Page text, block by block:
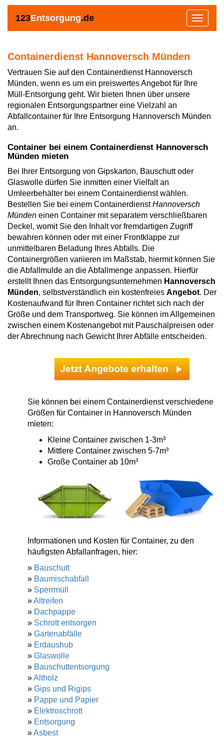
123Entsorgung.de
Toggle
Containerdienst Hannoversch Münden
Vertrauen Sie auf den Containerdienst Hannoversch
Münden, wenn es um ein preiswertes Angebot für Ihre
Müll-Entsorgung geht. Wir bieten Ihnen über unsere
regionalen Entsorgungspartner eine Vielzahl an
Abfallcontainer für Ihre Entsorgung Hannoversch Münden
an.
Container bei einem Containerdienst Hannoversch
Münden mieten
Bei Ihrer Entsorgung von Gipskarton, Bauschutt oder
Glaswolle dürfen Sie inmitten einer Vielfalt an
Umleerbehälter bei einem Containerdienst wählen.
Bestellen Sie bei einem ContainerdienstHannoversch
Münden einen Container mit separatem verschließbaren
Deckel, womit Sie den Inhalt vor fremdartigen Zugriff
bewahren können oder mit einer Frontklappe zur
unmittelbaren Beladung Ihres Abfalls. Die
Containergrößen variieren im Maßstab, hiermit können Sie
die Abfallmulde an die Abfallmenge anpassen. Hierfür
erstellt Ihnen das Entsorgungsunternehmen Hannoversch
Münden, selbstverständlich ein kostenfreies Angebot. Der
Kostenaufwand für Ihren Container richtet sich nach der
Größe und dem Transportweg. Sie können im Allgemeinen
zwischen einem Kostenangebot mit Pauschalpreisen oder
der Abrechnung nach Gewicht Ihrer Abfälle entscheiden.
Sie können bei einem Containerdienst verschiedene
Größen für Container in Hannoversch Münden
mieten:
Kleine Container zwischen 1-3m³
Mittlere Container zwischen 5-7m³
Große Container ab 10m³
Informationen und Kosten für Container, zu den
häufigsten Abfallanfragen, hier:
» Bauschutt
» Baumischabfall
» Sperrmüll
»Altreifen
» Dachpappe
» Schrott entsorgen
» Gartenabfälle
» Erdaushub
» Glaswolle
» Bauschuttentsorgung
»Altholz
» Gips und Rigips
» Pappe und Papier
» Elektroschrott
» Entsorgung
»Asbest